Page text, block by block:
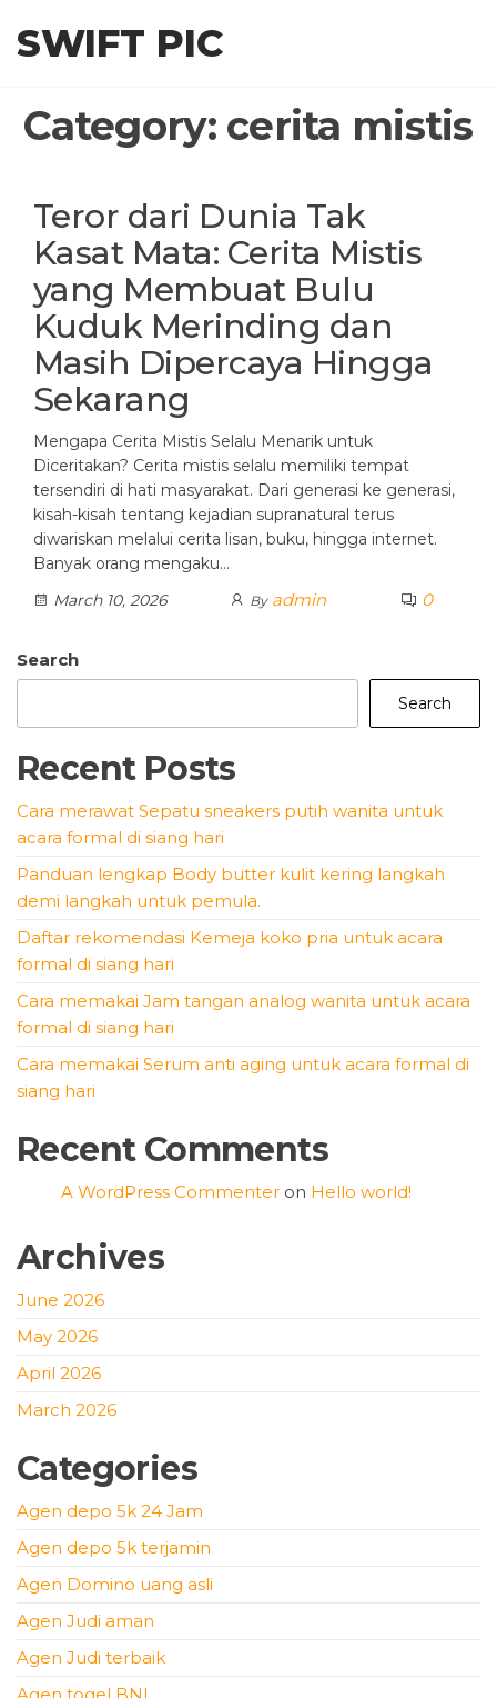
SWIFT PIC
Category: cerita mistis
Teror dari Dunia Tak
Kasat Mata: Cerita Mistis
yang Membuat Bulu
Kuduk Merinding dan
Masih Dipercaya Hingga
Sekarang
Mengapa Cerita Mistis Selalu Menarik untuk
Diceritakan? Cerita mistis selalu memiliki tempat
tersendiri di hati masyarakat. Dari generasi ke generasi,
kisah-kisah tentang kejadian supranatural terus
diwariskan melalui cerita lisan, buku, hingga internet.
Banyak orang mengaku…
March 10, 2026
By admin 0
Search
Search
Recent Posts
Cara merawat Sepatu sneakers putih wanita untuk
acara formal di siang hari
Panduan lengkap Body butter kulit kering langkah
demi langkah untuk pemula.
Daftar rekomendasi Kemeja koko pria untuk acara
formal di siang hari
Cara memakai Jam tangan analog wanita untuk acara
formal di siang hari
Cara memakai Serum anti aging untuk acara formal di
siang hari
Recent Comments
A WordPress Commenter on Hello world!
Archives
June 2026
May 2026
April 2026
March 2026
Categories
Agen depo 5k 24 Jam
Agen depo 5k terjamin
Agen Domino uang asli
Agen Judi aman
Agen Judi terbaik